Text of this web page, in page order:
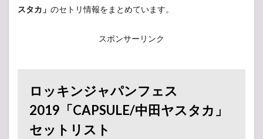
スタカ」 のセトリ情報をまとめています。
スポンサーリンク
ロッキンジャパンフェス
2019「CAPSULE/中田ヤスタカ」
セットリスト